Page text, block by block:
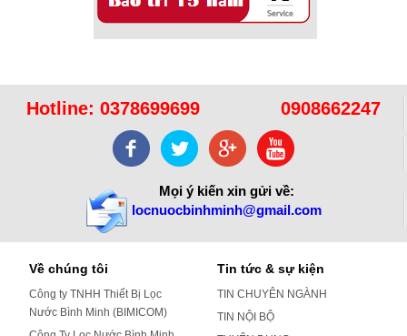
Hotline: 0378699699 0908662247
Mọi ý kiến xin gửi về:
locnuocbinhminh@gmail.com
Về chúng tôi
Công ty TNHH Thiết Bị Lọc
Nước Bình Minh (BIMICOM)
Tin tức & sự kiện
TIN CHUYÊN NGÀNH
TIN NỘI BỘ